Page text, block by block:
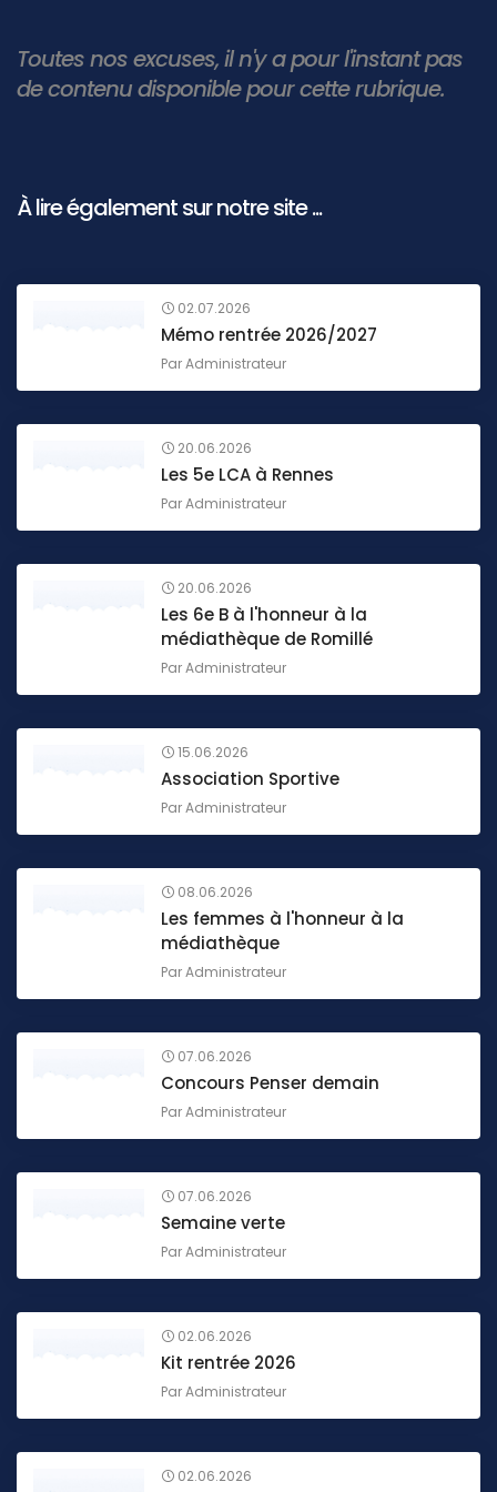
Toutes nos excuses, il n'y a pour l'instant pas
de contenu disponible pour cette rubrique.
À lire également sur notre site ...
02.07.2026
Mémo rentrée 2026/2027
ParAdministrateur
20.06.2026
Les 5e LCA à Rennes
ParAdministrateur
20.06.2026
Les 6e B à l'honneur à la
médiathèque de Romillé
ParAdministrateur
15.06.2026
Association Sportive
ParAdministrateur
08.06.2026
Les femmes à l'honneur à la
médiathèque
ParAdministrateur
07.06.2026
Concours Penser demain
ParAdministrateur
07.06.2026
Semaine verte
ParAdministrateur
02.06.2026
Kit rentrée 2026
ParAdministrateur
02.06.2026